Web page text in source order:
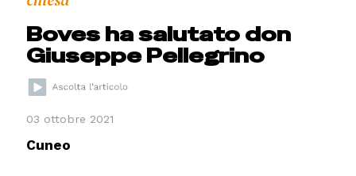
Boves ha salutato don
Giuseppe Pellegrino
03 ottobre 2021
Cuneo